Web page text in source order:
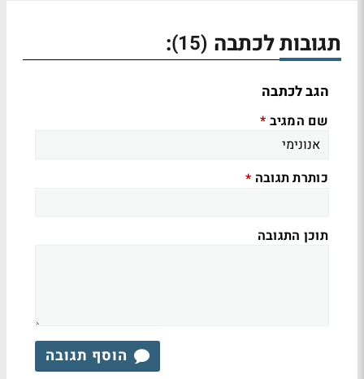
תגובות לכתבה (15)
:
הגב לכתבה
שם המגיב *
כותרת תגובה *
תוכן התגובה
הוסף תגובה